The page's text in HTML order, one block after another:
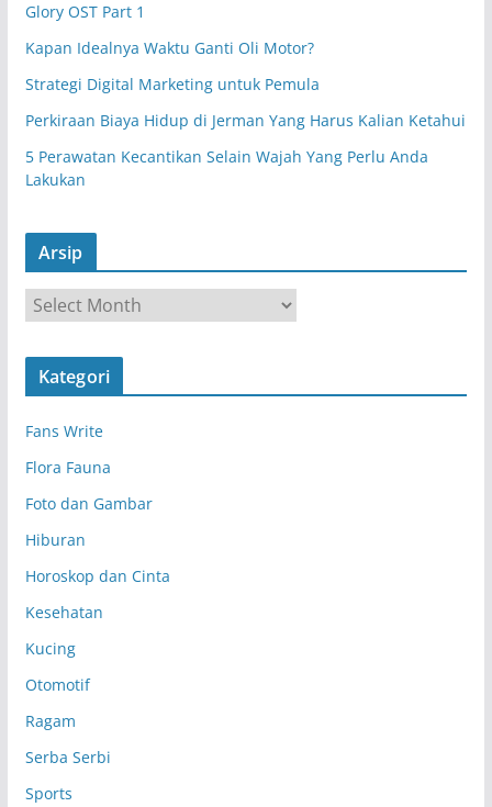
Glory OST Part 1
Kapan Idealnya Waktu Ganti Oli Motor?
Strategi Digital Marketing untuk Pemula
Perkiraan Biaya Hidup di Jerman Yang Harus Kalian Ketahui
5 Perawatan Kecantikan Selain Wajah Yang Perlu Anda
Lakukan
Arsip
r
s
Kategori
Fans Write
Flora Fauna
Foto dan Gambar
Hiburan
Horoskop dan Cinta
Kesehatan
Kucing
Otomotif
Ragam
Serba Serbi
Sports